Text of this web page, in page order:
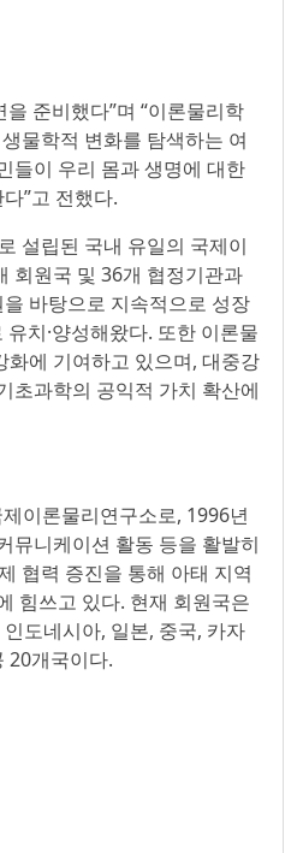
준비했다”며 “이론물리학
물학적 변화를 탐색하는 여
들이 우리 몸과 생명에 대한
”고 전했다.
설립된 국내 유일의 국제이
회원국 및 36개 협정기관과
바탕으로 지속적으로 성장
치·양성해왔다. 또한 이론물
에 기여하고 있으며, 대중강
초과학의 공익적 가치 확산에
이론물리연구소로, 1996년
뮤니케이션 활동 등을 활발히
협력 증진을 통해 아태 지역
힘쓰고 있다. 현재 회원국은
도네시아, 일본, 중국, 카자
20개국이다.